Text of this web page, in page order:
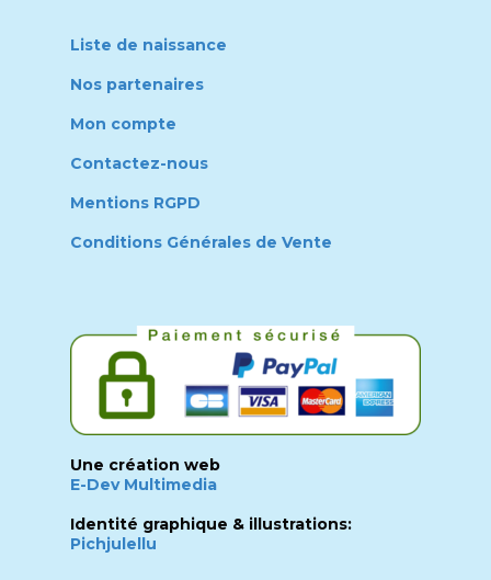
Liste de naissance
Nos partenaires
Mon compte
Contactez-nous
Mentions RGPD
Conditions Générales de Vente
Une création web
E-Dev Multimedia
Identité graphique & illustrations:
Pichjulellu